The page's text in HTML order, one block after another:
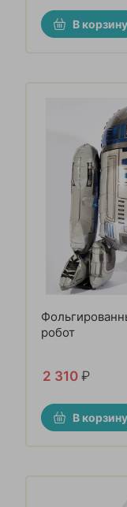
В корзину
робот
2 310 ₽
В корзину